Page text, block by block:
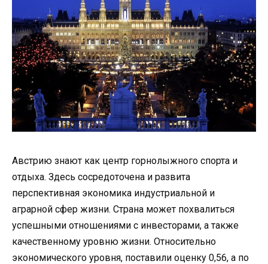
Австрию знают как центр горнолыжного спорта и
отдыха. Здесь сосредоточена и развита
перспективная экономика индустриальной и
аграрной сфер жизни. Страна может похвалиться
успешными отношениями с инвесторами, а также
качественному уровню жизни. Относительно
экономического уровня, поставили оценку 0,56, а по